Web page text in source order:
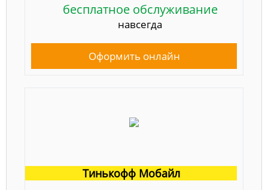
бесплатное обслуживание
навсегда
Оформить онлайн
Тинькофф Мобайл